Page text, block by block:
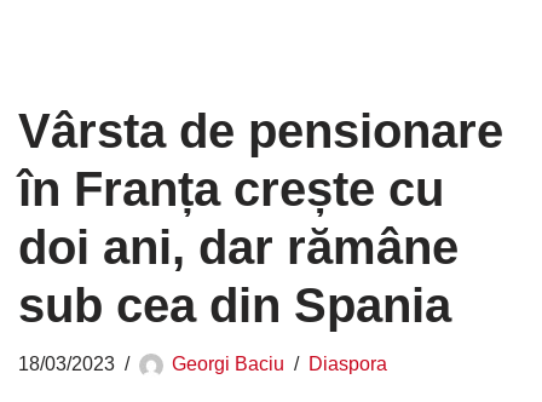
Vârsta de pensionare
în Franța crește cu
doi ani, dar rămâne
sub cea din Spania
18/03/2023 Georgi Baciu Diaspora